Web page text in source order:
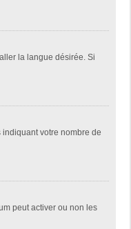
la langue désirée. Si
indiquant votre nombre de
peut activer ou non les